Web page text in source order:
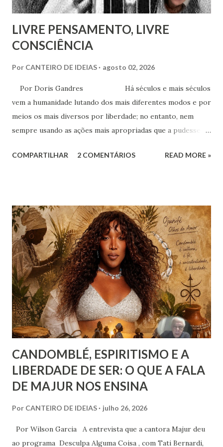
LIVRE PENSAMENTO, LIVRE
CONSCIÊNCIA
Por CANTEIRO DE IDEIAS agosto 02, 2026
Por Doris Gandres Há séculos e mais séculos
vem a humanidade lutando dos mais diferentes modos e por
meios os mais diversos por liberdade; no entanto, nem
sempre usando as ações mais apropriadas que a pudessem
aspecto material, terreno... Mesmo civilizações,
onde vige pressão, opressão, cerceamento, coação e
censura. E não podemos falar apenas do ponto de vista
geral, social, de cidadania, de direitos humanos etc, mas
também de segmentos religiosos e, nesse campo,
lamentavelmente, o meio/movimento espírita não está
excluído, o que me parece profundamente contraditório
quando se tem algum conhecim...
COMPARTILHAR 2 COMENTÁRIOS READ MORE »
CANDOMBLÉ, ESPIRITISMO E A
LIBERDADE DE SER: O QUE A FALA
DE MAJUR NOS ENSINA
Por CANTEIRO DE IDEIAS julho 26, 2026
Por Wilson Garcia A entrevista que a cantora Majur deu
ao programa Desculpa Alguma Coisa , com Tati Bernardi,